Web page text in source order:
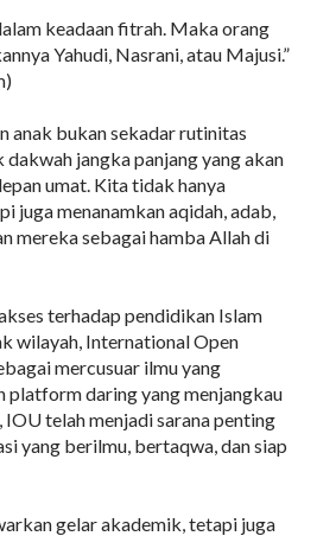
keadaan fitrah. Maka orang
Yahudi, Nasrani, atau Majusi.”
anak bukan sekadar rutinitas
jangka panjang yang akan
umat. Kita tidak hanya
juga menanamkan aqidah, adab,
mereka sebagai hamba Allah di
terhadap pendidikan Islam
wilayah, International Open
mercusuar ilmu yang
platform daring yang menjangkau
telah menjadi sarana penting
yang berilmu, bertaqwa, dan siap
gelar akademik, tetapi juga